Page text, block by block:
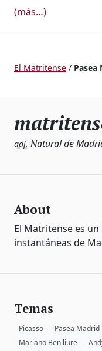
(más…)
El Matritense / Pasea
adj. Natural de
About
El Matritense es
instantáneas de
Temas
Picasso Pasea Madrid
Mariano Benlliure